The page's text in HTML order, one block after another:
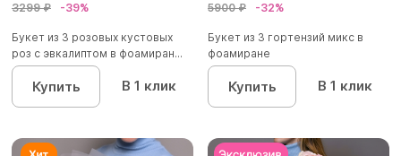
3299 ₽ -39%
Букет из 3 розовых кустовых
роз с эвкалиптом в фоамиран...
Купить В 1 клик
5900 ₽ -32%
Букет из 3 гортензий микс в
фоамиране
Купить В 1 клик